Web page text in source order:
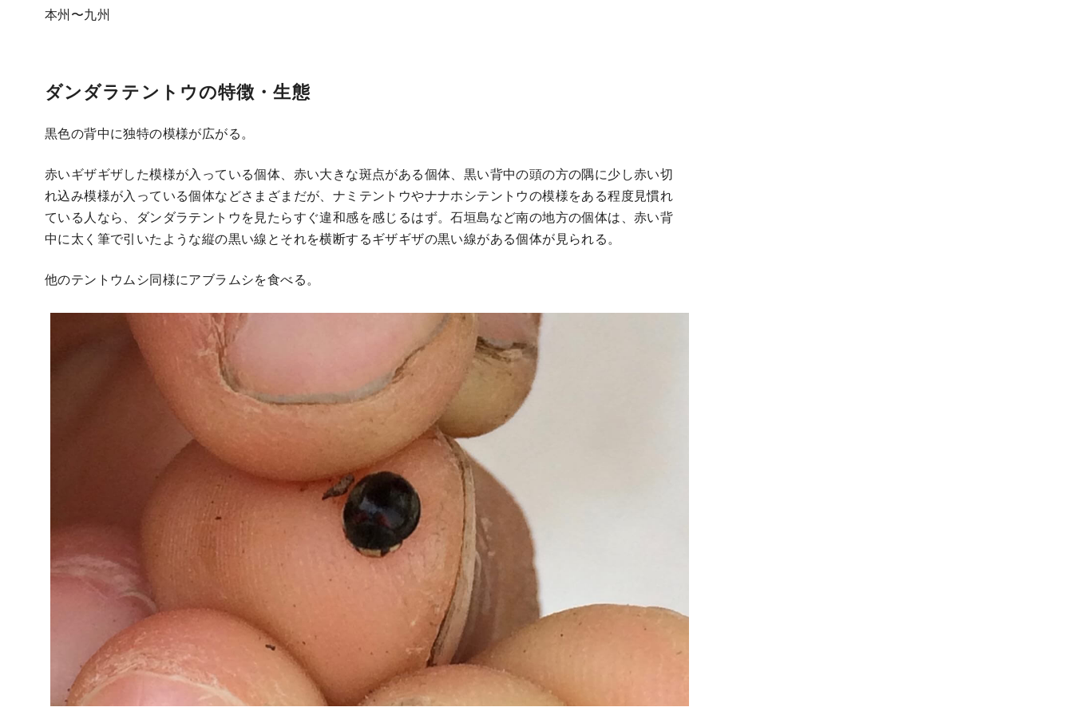
本州〜九州
ダンダラテントウの特徴・生態
黒色の背中に独特の模様が広がる。
赤いギザギザした模様が入っている個体、赤い大きな斑点がある個体、黒い背中の頭の方の隅に少し赤い切
れ込み模様が入っている個体などさまざまだが、ナミテントウやナナホシテントウの模様をある程度見慣れ
ている人なら、ダンダラテントウを見たらすぐ違和感を感じるはず。石垣島など南の地方の個体は、赤い背
中に太く筆で引いたような縦の黒い線とそれを横断するギザギザの黒い線がある個体が見られる。
他のテントウムシ同様にアブラムシを食べる。